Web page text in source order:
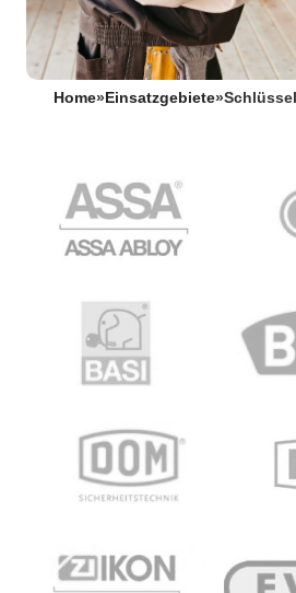
Home» Einsatzgebiete»